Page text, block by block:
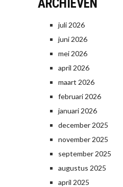
ARCHIEVEN
juli 2026
juni 2026
mei 2026
april 2026
maart 2026
februari 2026
januari 2026
december 2025
november 2025
september 2025
augustus 2025
april 2025